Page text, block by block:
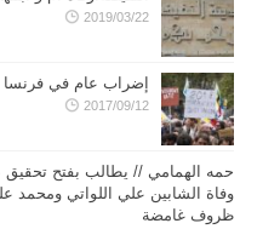
2019/03/22
إضراب عام في فرنسا
2017/09/12
حمه الهمامي // يطالب بفتح
وفاة الشابين علي اللواتي
ظروف غامضة